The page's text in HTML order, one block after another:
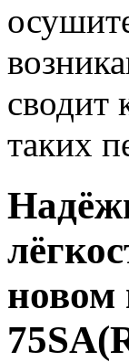
сводит
таких
новом